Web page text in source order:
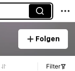
Folgen
Filter